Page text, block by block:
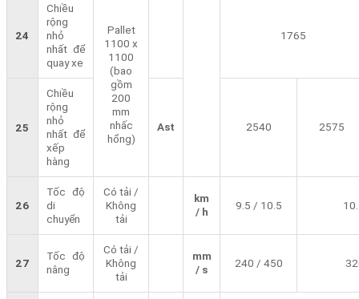
24
Chiều
rộng
nhỏ
nhất để
quay xe
Pallet
1100 x
1100
(bao
gồm
200
mm
nhấc
hổng)
1765
25
Chiều
rộng
nhỏ
nhất để
xếp
hàng
Ast 2540 2575
26
Tốc độ
di
chuyển
Có tải /
Không
tải
km
/ h
9.5 / 10.5
27
Tốc độ
nâng
Có tải /
Không
tải
mm
/ s
240 / 450